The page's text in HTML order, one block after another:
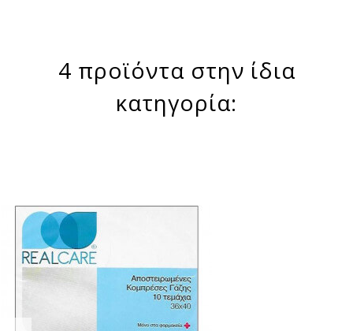
4 προϊόντα στην ίδια
κατηγορία: